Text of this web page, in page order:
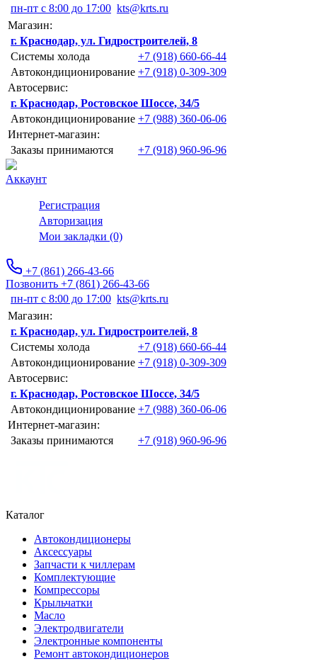
пн-пт с 8:00 до 17:00 kts@krts.ru
Магазин:
г. Краснодар, ул. Гидростроителей, 8
Системы холода
+7 (918) 660-66-44
Автокондиционирование +7 (918) 0-309-309
Автосервис:
г. Краснодар, Ростовское Шоссе, 34/5
Автокондиционирование +7 (988) 360-06-06
Интернет-магазин:
Заказы принимаются
+7 (918) 960-96-96
Аккаунт
Регистрация
Авторизация
Мои закладки (0)
+7 (861) 266-43-66
Позвонить +7 (861) 266-43-66
пн-пт с 8:00 до 17:00 kts@krts.ru
Магазин:
г. Краснодар, ул. Гидростроителей, 8
Системы холода
+7 (918) 660-66-44
Автокондиционирование +7 (918) 0-309-309
Автосервис:
г. Краснодар, Ростовское Шоссе, 34/5
Автокондиционирование +7 (988) 360-06-06
Интернет-магазин:
Заказы принимаются
+7 (918) 960-96-96
Каталог
Автокондиционеры
Аксессуары
Запчасти к чиллерам
Комплектующие
Компрессоры
Крыльчатки
Масло
Электродвигатели
Электронные компоненты
Ремонт автокондиционеров